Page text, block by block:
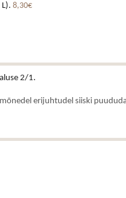
8,30€
2/1.
erijuhtudel siiski